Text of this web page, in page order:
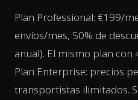
Plan Professional: €199/
envíos/mes, 50% de
anual). El mismo plan con
Plan Enterprise: precios
transportistas ilimitados.